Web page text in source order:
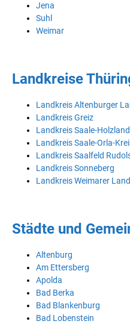
Jena
Suhl
Weimar
Landkreise
Landkreis Altenburger
Landkreis Greiz
Landkreis Saale-
Landkreis Saale-Orla-
Landkreis Saalfeld
Landkreis Sonneberg
Landkreis Weimarer Land
Städte und
Altenburg
Am Ettersberg
Apolda
Bad Berka
Bad Blankenburg
Bad Lobenstein